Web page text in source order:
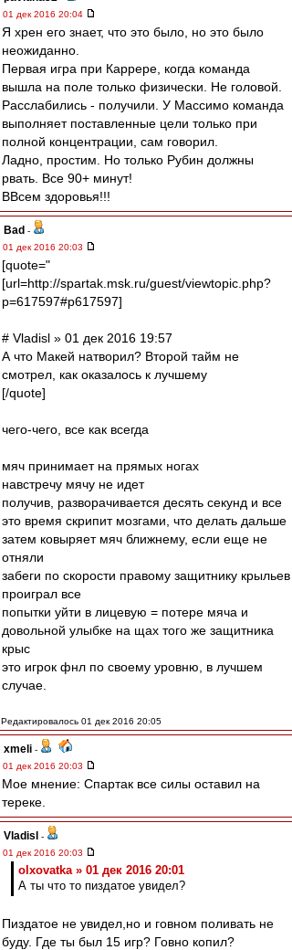
01 дек 2016 20:04
Я хрен его знает, что это было, но это было
неожиданно.
Первая игра при Каррере, когда команда
вышла на поле только физически. Не головой.
Расслабились - получили. У Массимо команда
выполняет поставленные цели только при
полной концентрации, сам говорил.
Ладно, простим. Но только Рубин должны
рвать. Все 90+ минут!
ВВсем здоровья!!!
Bad -
01 дек 2016 20:03
[quote="
[url=http://spartak.msk.ru/guest/viewtopic.php?
p=617597#p617597]
# Vladisl » 01 дек 2016 19:57
А что Макей натворил? Второй тайм не
смотрел, как оказалось к лучшему
[/quote]
чего-чего, все как всегда
мяч принимает на прямых ногах
навстречу мячу не идет
получив, разворачивается десять секунд и все
это время скрипит мозгами, что делать дальше
затем ковыряет мяч ближнему, если еще не
отняли
забеги по скорости правому защитнику крыльев
проиграл все
попытки уйти в лицевую = потере мяча и
довольной улыбке на щах того же защитника
крыс
это игрок фнл по своему уровню, в лучшем
случае.
Редактировалось 01 дек 2016 20:05
xmeli -
01 дек 2016 20:03
Мое мнение: Спартак все силы оставил на
тереке.
Vladisl
-
01 дек 2016 20:03
olxovatka » 01 дек 2016 20:01
А ты что то пиздатое увидел?
Пиздатое не увидел,но и говном поливать не
буду. Где ты был 15 игр? Говно копил?